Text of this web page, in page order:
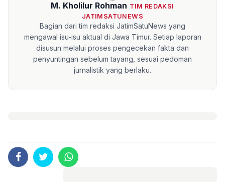
M. Kholilur Rohman TIM REDAKSI
JATIMSATUNEWS
Bagian dari tim redaksi JatimSatuNews yang
mengawal isu-isu aktual di Jawa Timur. Setiap laporan
disusun melalui proses pengecekan fakta dan
penyuntingan sebelum tayang, sesuai pedoman
jurnalistik yang berlaku.